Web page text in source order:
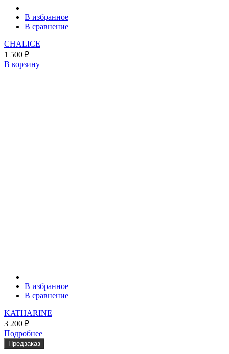
В избранное
В сравнение
CHALICE
1 500 ₽
В корзину
В избранное
В сравнение
KATHARINE
3 200 ₽
Подробнее
Предзаказ